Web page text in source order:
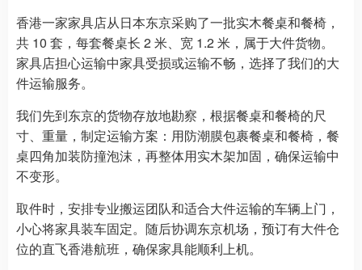
香港一家家具店从日本东京采购了一批实木餐桌和餐椅，
共 10 套，每套餐桌长 2 米、宽 1.2 米，属于大件货物。
家具店担心运输中家具受损或运输不畅，选择了我们的大
件运输服务。
我们先到东京的货物存放地勘察，根据餐桌和餐椅的尺
寸、重量，制定运输方案：用防潮膜包裹餐桌和餐椅，餐
桌四角加装防撞泡沫，再整体用实木架加固，确保运输中
不变形。
取件时，安排专业搬运团队和适合大件运输的车辆上门，
小心将家具装车固定。随后协调东京机场，预订有大件仓
位的直飞香港航班，确保家具能顺利上机。